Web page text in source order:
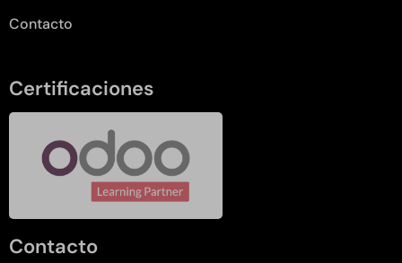
Contacto
Certificaciones
Contacto